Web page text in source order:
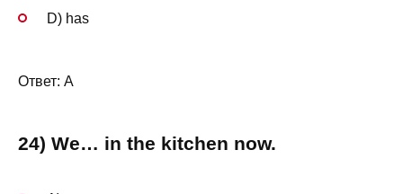
D) has
Ответ: A
24) We… in the kitchen now.